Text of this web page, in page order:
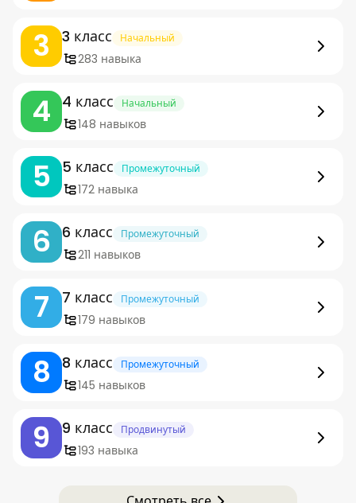
3 3 класс Начальный
283 навыка
4 4 класс Начальный
148 навыков
5 5 класс Промежуточный
172 навыка
6 6 класс Промежуточный
211 навыков
7 7 класс Промежуточный
179 навыков
8 8 класс Промежуточный
145 навыков
9 9 класс Продвинутый
193 навыка